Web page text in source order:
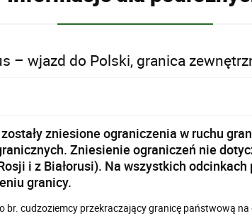
– wjazd do Polski, granica
zniesione ograniczenia w ruchu
Zniesienie ograniczeń nie
i z Białorusi). Na wszystkich
granicy.
br. cudzoziemcy przekraczający granicę państwową